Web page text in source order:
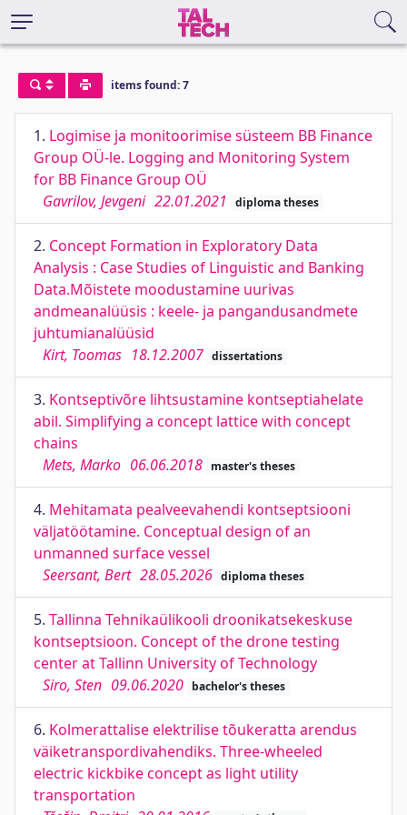
items found: 7
1. Logimise ja monitoorimise süsteem BB Finance
Group OÜ-le. Logging and Monitoring System
for BB Finance Group OÜ
Gavrilov, Jevgeni 22.01.2021 diploma theses
2. Concept Formation in Exploratory Data
Analysis : Case Studies of Linguistic and Banking
Data.Mõistete moodustamine uurivas
andmeanalüüsis : keele- ja pangandusandmete
juhtumianalüüsid
Kirt, Toomas 18.12.2007 dissertations
3. Kontseptivõre lihtsustamine kontseptiahelate
abil. Simplifying a concept lattice with concept
chains
Mets, Marko 06.06.2018 master's theses
4. Mehitamata pealveevahendi kontseptsiooni
väljatöötamine. Conceptual design of an
unmanned surface vessel
Seersant, Bert 28.05.2026 diploma theses
5. Tallinna Tehnikaülikooli droonikatsekeskuse
kontseptsioon. Concept of the drone testing
center at Tallinn University of Technology
Siro, Sten 09.06.2020 bachelor's theses
6. Kolmerattalise elektrilise tõukeratta arendus
väiketranspordivahendiks. Three-wheeled
electric kickbike concept as light utility
transportation